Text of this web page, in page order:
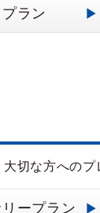
ラン
切な方へのプ
ープラン